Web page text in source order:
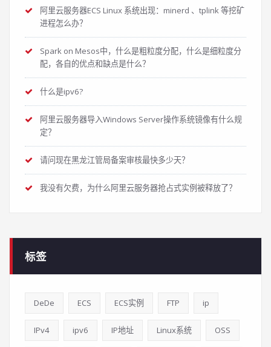
阿里云服务器ECS Linux 系统出现：minerd 、tplink 等挖矿
进程怎么办？
Spark on Mesos中，什么是粗粒度分配，什么是细粒度分
配，各自的优点和缺点是什么？
什么是ipv6?
阿里云服务器导入Windows Server操作系统镜像有什么规
定？
请问现在黑龙江管局备案审核最快多少天？
我没有欠费，为什么阿里云服务器抢占式实例被释放了？
标签
DeDe ECS ECS实例 FTP ip
IPv4 ipv6 IP地址 Linux系统 OSS